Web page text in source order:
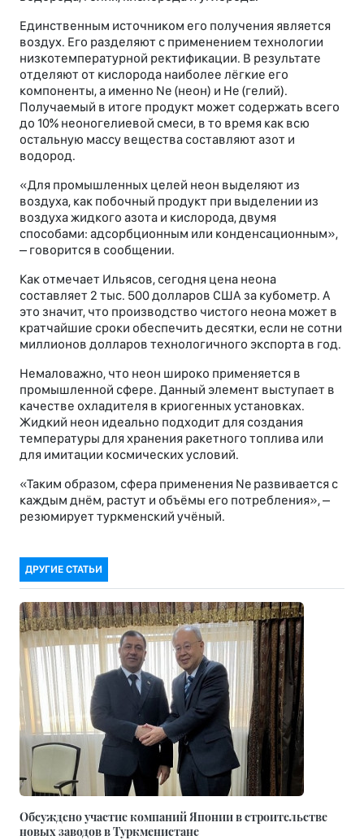
Единственным источником его получения является
воздух. Его разделяют с применением технологии
низкотемпературной ректификации. В результате
отделяют от кислорода наиболее лёгкие его
компоненты, а именно Ne (неон) и He (гелий).
Получаемый в итоге продукт может содержать всего
до 10% неоногелиевой смеси, в то время как всю
остальную массу вещества составляют азот и
водород.
«Для промышленных целей неон выделяют из
воздуха, как побочный продукт при выделении из
воздуха жидкого азота и кислорода, двумя
способами: адсорбционным или конденсационным»,
– говорится в сообщении.
Как отмечает Ильясов, сегодня цена неона
составляет 2 тыс. 500 долларов США за кубометр. А
это значит, что производство чистого неона может в
кратчайшие сроки обеспечить десятки, если не сотни
миллионов долларов технологичного экспорта в год.
Немаловажно, что неон широко применяется в
промышленной сфере. Данный элемент выступает в
качестве охладителя в криогенных установках.
Жидкий неон идеально подходит для создания
температуры для хранения ракетного топлива или
для имитации космических условий.
«Таким образом, сфера применения Ne развивается с
каждым днём, растут и объёмы его потребления», –
резюмирует туркменский учёный.
ДРУГИЕ СТАТЬИ
Обсуждено участие компаний Японии в строительстве
новых заводов в Туркменистане